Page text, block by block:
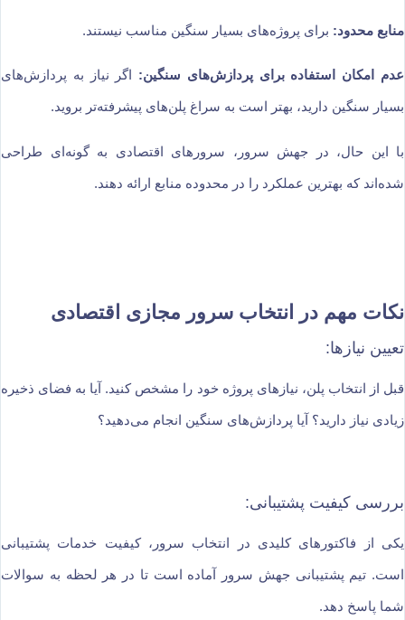
منابع محدود: برای پروژه‌های بسیار سنگین مناسب نیستند.
عدم امکان استفاده برای پردازش‌های سنگین: اگر نیاز به پردازش‌های
بسیار سنگین دارید، بهتر است به سراغ پلن‌های پیشرفته‌تر بروید.
با این حال، در جهش سرور، سرورهای اقتصادی به گونه‌ای طراحی
شده‌اند که بهترین عملکرد را در محدوده منابع ارائه دهند.
نکات مهم در انتخاب سرور مجازی اقتصادی
تعیین نیازها:
قبل از انتخاب پلن، نیازهای پروژه خود را مشخص کنید. آیا به فضای ذخیره
زیادی نیاز دارید؟ آیا پردازش‌های سنگین انجام می‌دهید؟
بررسی کیفیت پشتیبانی:
یکی از فاکتورهای کلیدی در انتخاب سرور، کیفیت خدمات پشتیبانی
است. تیم پشتیبانی جهش سرور آماده است تا در هر لحظه به سوالات
شما پاسخ دهد.